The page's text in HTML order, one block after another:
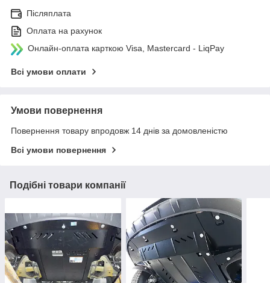
Післяплата
Оплата на рахунок
Онлайн-оплата карткою Visa, Mastercard - LiqPay
Всі умови оплати
Умови повернення
Повернення товару впродовж 14 днів за домовленістю
Всі умови повернення
Подібні товари компанії